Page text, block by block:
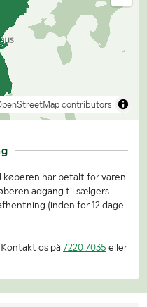
contributors
har betalt for varen.
adgang til sælgers
(inden for 12 dage
Kontakt os på 7220 7035 eller